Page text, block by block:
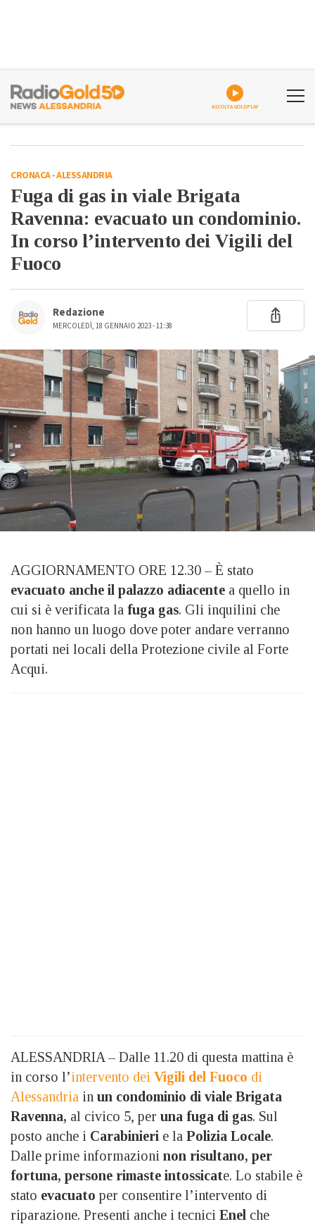
ASCOLTA GOLDPLAY
CRONACA-ALESSANDRIA
Fuga di gas in viale Brigata
Ravenna: evacuato un condominio.
In corso l’intervento dei Vigili del
Fuoco
Redazione
MERCOLEDÌ, 18 GENNAIO 2023 - 11:38
AGGIORNAMENTO ORE 12.30 – È stato
evacuato anche il palazzo adiacente a quello in
cui si è verificata la fuga gas. Gli inquilini che
non hanno un luogo dove poter andare verranno
portati nei locali della Protezione civile al Forte
Acqui.
ALESSANDRIA – Dalle 11.20 di questa mattina è
in corso l’intervento dei Vigili del Fuoco di
Alessandria in un condominio di viale Brigata
Ravenna, al civico 5, per una fuga di gas. Sul
posto anche i Carabinieri e la Polizia Locale.
Dalle prime informazioni non risultano, per
fortuna, persone rimaste intossicate. Lo stabile è
stato evacuato per consentire l’intervento di
riparazione. Presenti anche i tecnici Enel che